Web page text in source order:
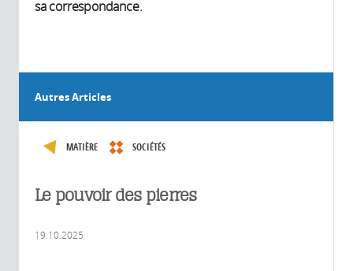
sa correspondance.
Autres Articles
MATIÈRE SOCIÉTÉS
Le pouvoir des pierres
19.10.2025